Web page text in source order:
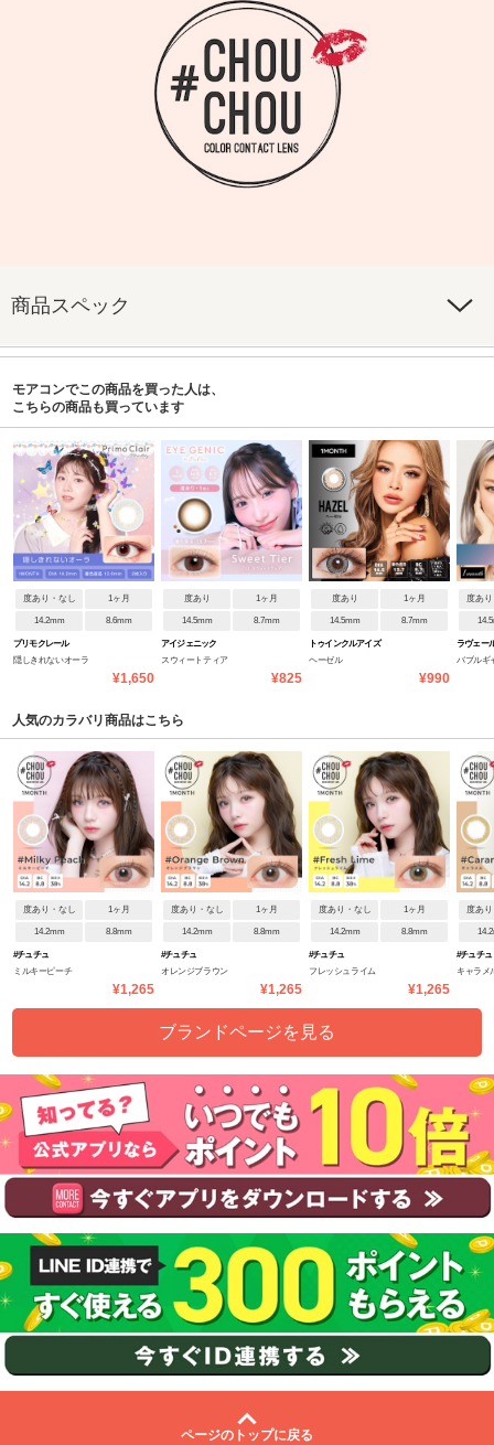
商品スペック
モアコンでこの商品を買った人は、
こちらの商品も買っています
度あり・なし 1ヶ月
14.2mm 8.6mm
プリモクレール
隠しきれないオーラ
¥1,650
度あり 1ヶ月
14.5mm 8.7mm
アイジェニック
スウィートティア
¥825
度あり 1ヶ月
14.5mm 8.7mm
トゥインクルアイズ
ヘーゼル
¥990
度あ
ラヴェー
バブルギ
人気のカラバリ商品はこちら
度あり・なし 1ヶ月
14.2mm 8.8mm
#チュチュ
ミルキーピーチ
¥1,265
度あり・なし 1ヶ月
14.2mm 8.8mm
#チュチュ
オレンジブラウン
¥1,265
度あり・なし 1ヶ月
14.2mm 8.8mm
#チュチュ
フレッシュライム
¥1,265
度あ
#チュチュ
キャラメ
ブランドページを見る
ページのトップに戻る